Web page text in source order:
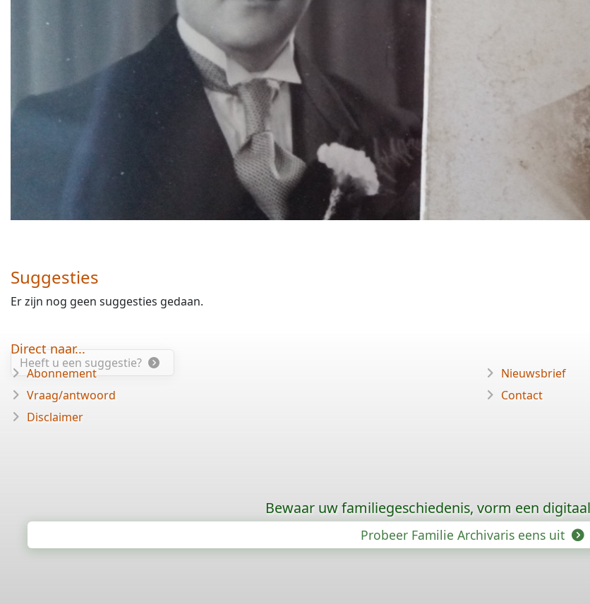
Suggesties
Er zijn nog geen suggesties gedaan.
Heeft u een suggestie?
Direct naar...
Abonnement
Vraag/antwoord
Disclaimer
Nieuwsbrief
Contact
Bewaar uw familiegeschiedenis, vorm een
Probeer Familie Archivaris eens uit